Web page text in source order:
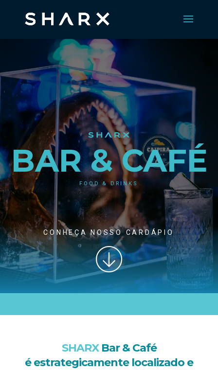
BAR & CAFÉ
FOOD & DRINKS
CONHEÇA NOSSO CARDÁPIO
SHARXBar & Café
é estrategicamente localizado e